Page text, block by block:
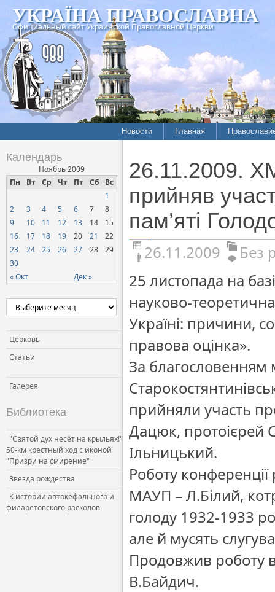
УКРАЇНА ПРАВОСЛАВНА
Официальный сайт Украинской Православной Церкви
Новости Главная
Календарь
Ноябрь 2009
Пн
Вт Ср Чт Пт Сб Вс
« Окт Дек »
1
2
3 4 5 6 7
8
9
10 11 12 13 14
15
16
17 18 19 20 21
22
23
24 25 26 27 28
29
30
Церковь
Статьи
Галерея
Библиотека
"Святой дух несёт на крыльях!"
50-км крестный ход с иконой
"Призри на смирение"
Звезда рождества
К истории автокефального и
филаретовского расколов
26.11.2009.
прийняв
пам’яті
26.11.2009
Без
25 листопада на
науково-
Україні: причини,
правова оцінка».
За благословенням
прийняли участь
Дацюк, протоієрей
Ільницький.
Роботу
МАУП – Л.Білий,
голоду 1932-1933
але й мусять
Продовжив роботу
В.Байдич.